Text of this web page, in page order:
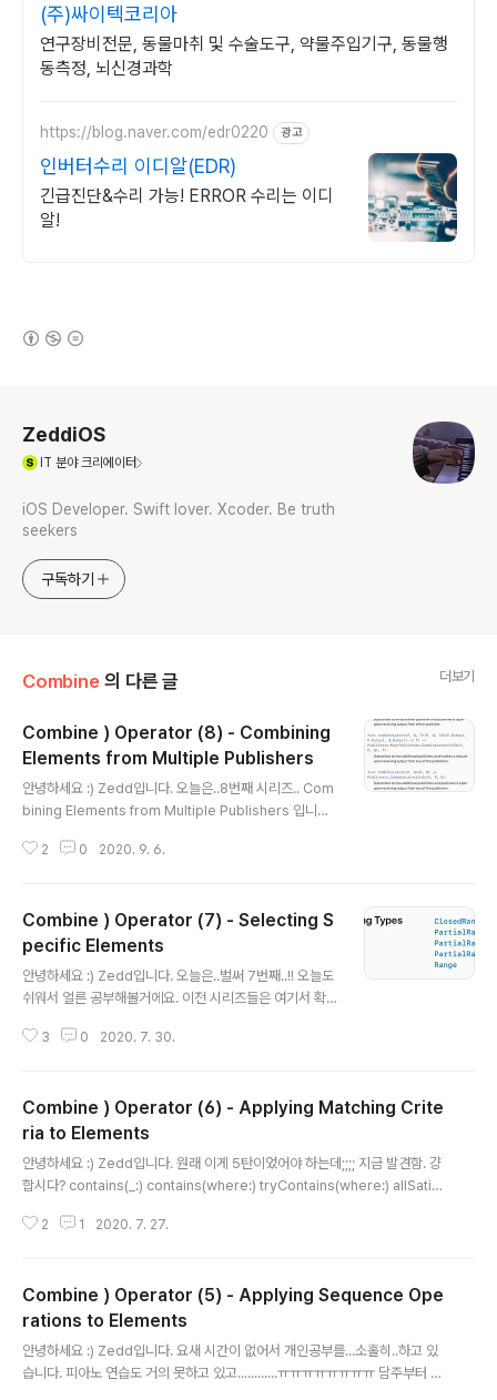
(주)싸이텍코리아
연구장비전문, 동물마취 및 수술도구, 약물주입기구, 동물행
동측정, 뇌신경과학
https://blog.naver.com/edr0220 광고
인버터수리 이디알(EDR)
긴급진단&수리 가능! ERROR 수리는 이디
알!
ZeddiOS
IT 분야 크리에이터
iOS Developer. Swift lover. Xcoder. Be truth
seekers
구독하기
Combine 의 다른 글 더보기
Combine ) Operator (8) - Combining
Elements from Multiple Publishers
안녕하세요 :) Zedd입니다. 오늘은..8번째 시리즈.. Com
bining Elements from Multiple Publishers 입니다.
개입니다. 이 전 시리즈들을 보시려면 여기를 참고해주세
면 클로저를 호출하는 친구입니다. 일단은 이런식으로 사
용할 수 있습니다. 왜 저런 결과가 나왔는지 하나씩 보도록
합시다. 일단 보기전에, "두 게시자로부터 ouput을 수신하
면" 클로저를 호출하는 친구라는 사실을 기억해야합니다.
먼저 combineLatest를 사용한 코드부터 보겠습니다. le
t ..
2 0 2020. 9. 6.
Combine ) Operator (7) - Selecting S
pecific Elements
안녕하세요 :) Zedd입니다. 오늘은..벌써 7번째..!! 오늘도
쉬워서 얼른 공부해볼거에요. 이전 시리즈들은 여기서 확
e:) / last(where:) tryFirst(where:) / tryLast(wher
() 이 친구는 스트림의 첫번째/마지막 요소를 publish한
다음 끝나는 operator입니다. 만약 first/last가 요소를
받기전에 업스트림이 완료되면 값을 publish하지 않고 완
료됩니다. 응 갸쉬워 first(where:) / last(where:) whe
3 0 2020. 7. 30.
Combine ) Operator (6) - Applying Matching Crite
ria to Elements
안녕하세요 :) Zedd입니다. 원래 이게 5탄이었어야 하는데;;;; 지금 발견함. 걍
합시다? contains(_:) contains(where:) tryContains(where:) allSatisf
d Library에 있는 것과 똑같습니다. upstream publisher가 contains의 파
는 요소를 생성하지 않고 upstream이 완료되면 false를 방출하고 종료합니
다. 참고로 파라미터로 들어가는 타입은 Equatable을..
2 1 2020. 7. 27.
Combine ) Operator (5) - Applying Sequence Ope
rations to Elements
안녕하세요 :) Zedd입니다. 요새 시간이 없어서 개인공부를...소홀히..하고 있
습니다. 피아노 연습도 거의 못하고 있고............ㅠㅠㅠㅠㅠㅠㅠㅠ 담주부터 진